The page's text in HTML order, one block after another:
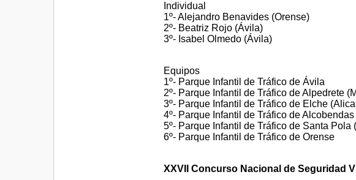
Individual
1º- Alejandro Benavides (Orense)
2º- Beatriz Rojo (Ávila)
3º- Isabel Olmedo (Ávila)
Equipos
1º- Parque Infantil de Tráfico de Ávila
2º- Parque Infantil de Tráfico de Alpedrete
3º- Parque Infantil de Tráfico de Elche
4º- Parque Infantil de Tráfico de
5º- Parque Infantil de Tráfico de Santa Pola
6º- Parque Infantil de Tráfico de Orense
XXVII Concurso Nacional de Seguridad